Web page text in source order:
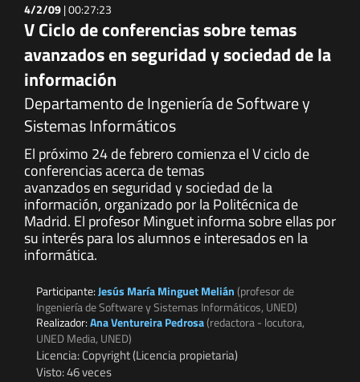
4/2/09|00:27:23
V Ciclo de conferencias sobre temas
avanzados en seguridad y sociedad de la
información
Departamento de Ingeniería de Software y
Sistemas Informáticos
El próximo 24 de febrero comienza el V ciclo de
conferencias acerca de temas
avanzados en seguridad y sociedad de la
información, organizado por la Politécnica de
Madrid. El profesor Minguet informa sobre ellas por
su interés para los alumnos e interesados en la
informática.
Participante:Jesús María Minguet Melián(profesor de
Ingeniería de Software y Sistemas Informáticos, UNED)
Realizador:Ana Ventureira Pedrosa(redactora - locutora,
UNED Media, UNED)
Licencia: Copyright (Licencia propietaria)
Visto: 46 veces